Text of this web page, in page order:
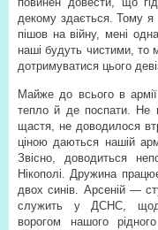
декому здається. Тому я
пішов на війну, мені
наші будуть чистими, то
дотримуватися цього
Майже до всього в
тепло й де поспати. Не
щастя, не доводилося
ціною даються нашій
Звісно, доводиться
Нікополі. Дружина
двох синів. Арсеній —
служить у ДСНС,
ворогом нашого